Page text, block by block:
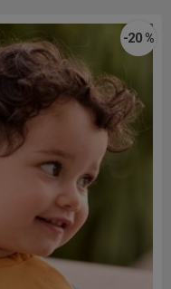
-20 %